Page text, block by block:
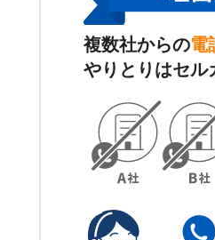
複数社からの電
やりとりはセル